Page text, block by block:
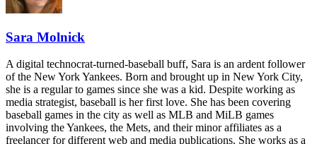
Sara Molnick
A digital technocrat-turned-baseball buff, Sara is an ardent follower
of the New York Yankees. Born and brought up in New York City,
she is a regular to games since she was a kid. Despite working as
media strategist, baseball is her first love. She has been covering
baseball games in the city as well as MLB and MiLB games
involving the Yankees, the Mets, and their minor affiliates as a
freelancer for different web and media publications. She works as a